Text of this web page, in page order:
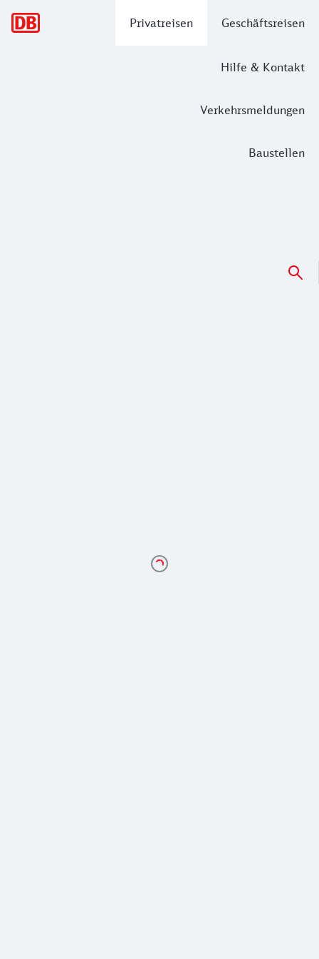
Privatreisen Geschäftsreisen
Hilfe & Kontakt
Verkehrsmeldungen
Baustellen